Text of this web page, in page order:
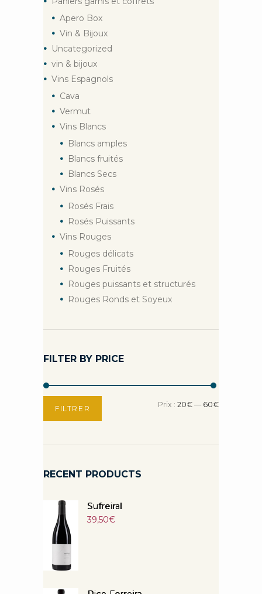
Apero Box
Vin & Bijoux
Uncategorized
vin & bijoux
Vins Espagnols
Cava
Vermut
Vins Blancs
Blancs amples
Blancs fruités
Blancs Secs
Vins Rosés
Rosés Frais
Rosés Puissants
Vins Rouges
Rouges délicats
Rouges Fruités
Rouges puissants et structurés
Rouges Ronds et Soyeux
FILTER BY PRICE
Prix
Prix
FILTRER Prix : 20€ — 60€
RECENT PRODUCTS
Sufreiral
39,50€